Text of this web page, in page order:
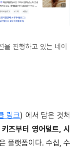
을 진행하고 있는 네이
링크) 에서 담은 것처
즈부터 영어덜트, 시
플랫폼이다. 수십, 수